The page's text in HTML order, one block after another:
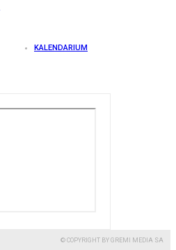
KALENDARIUM
© COPYRIGHT BY GREMI MEDIA SA